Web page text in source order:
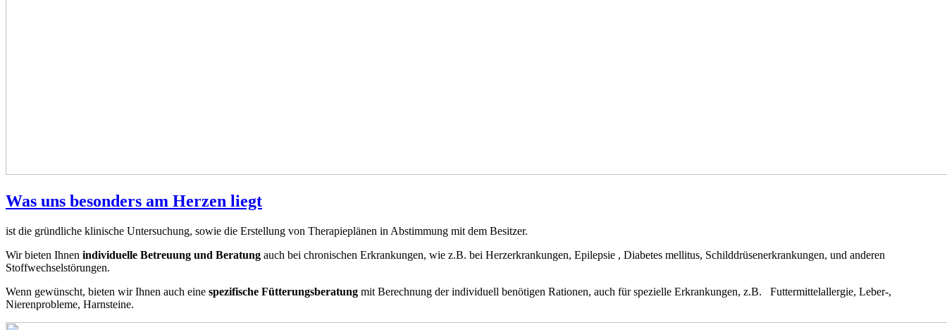
Was uns besonders am Herzen liegt
ist die gründliche klinische Untersuchung, sowie die Erstellung von Therapieplänen in Abstimmung mit dem Besitzer.
Wir bieten Ihnen individuelle Betreuung und Beratung auch bei chronischen Erkrankungen, wie z.B. bei Herzerkrankungen, Epilepsie , Diabetes mellitus, Schilddrüsenerkrankungen, und anderen
Stoffwechselstörungen.
Wenn gewünscht, bieten wir Ihnen auch eine spezifische Fütterungsberatung mit Berechnung der individuell benötigen Rationen, auch für spezielle Erkrankungen, z.B. Futtermittelallergie, Leber-,
Nierenprobleme, Harnsteine.